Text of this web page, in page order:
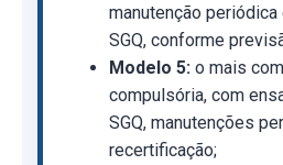
manutenção
SGQ, conforme
Modelo 5: o mais
compulsória, com
SGQ, manutenções
recertificação;